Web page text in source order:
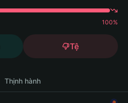
100%
Tệ
Thịnh hành